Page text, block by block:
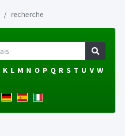
recherche
K L M N O P Q R S T U V W